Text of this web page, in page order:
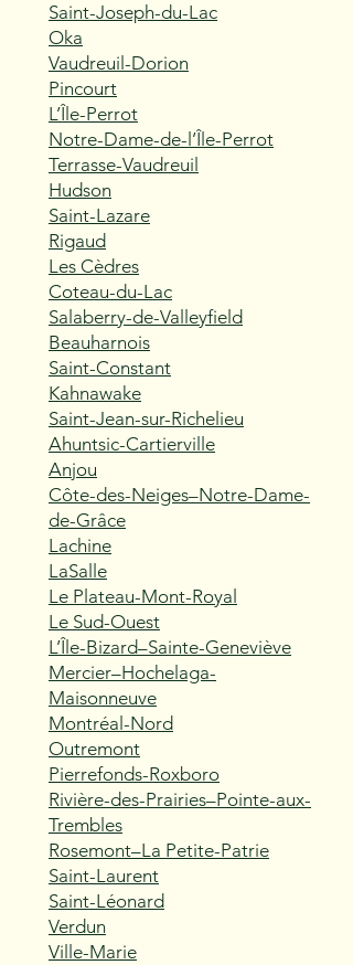
Saint-Joseph-du-Lac
Oka
Vaudreuil-Dorion
Pincourt
L’Île-Perrot
Notre-Dame-de-l’Île-Perrot
Terrasse-Vaudreuil
Hudson
Saint-Lazare
Rigaud
Les Cèdres
Coteau-du-Lac
Salaberry-de-Valleyfield
Beauharnois
Saint-Constant
Kahnawake
Saint-Jean-sur-Richelieu
Ahuntsic-Cartierville
Anjou
Côte-des-Neiges–Notre-Dame-
de-Grâce
Lachine
LaSalle
Le Plateau-Mont-Royal
Le Sud-Ouest
L’Île-Bizard–Sainte-Geneviève
Mercier–Hochelaga-
Maisonneuve
Montréal-Nord
Outremont
Pierrefonds-Roxboro
Rivière-des-Prairies–Pointe-aux-
Trembles
Rosemont–La Petite-Patrie
Saint-Laurent
Saint-Léonard
Verdun
Ville-Marie